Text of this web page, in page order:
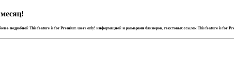
подробной This feature is for Premium users only! информацией и размерами баннеров, текстовых ссылок This feature is for